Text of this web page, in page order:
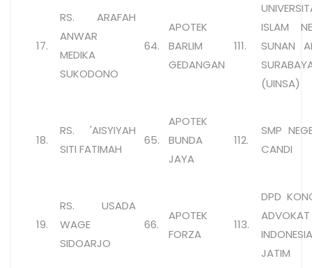
17.
RS. ARAFAH
ANWAR
MEDIKA
SUKODONO
64.
APOTEK
BARLIM
GEDANGAN
111.
ISLAM
SUNAN
(UINSA)
18.
RS. 'AISYIYAH
SITI FATIMAH
65.
APOTEK
BUNDA
JAYA
112.
SMP
CANDI
19.
RS. USADA
WAGE
SIDOARJO
66.
APOTEK
FORZA
113.
DPD
ADVOKAT
JATIM